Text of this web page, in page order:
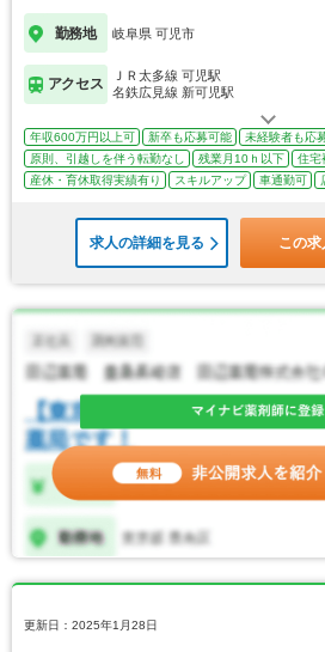
勤務地 岐阜県 可児市
アクセス
ＪＲ太多線 可児駅
名鉄広見線 新可児駅
年収600万円以上可 新卒も応募可能
未経験者も応
原則、引越しを伴う転勤なし
残業月10ｈ以下
住宅
産休・育休取得実績有り
スキルアップ 車通勤可
求人の詳細を見る この
更新日：2025年1月28日